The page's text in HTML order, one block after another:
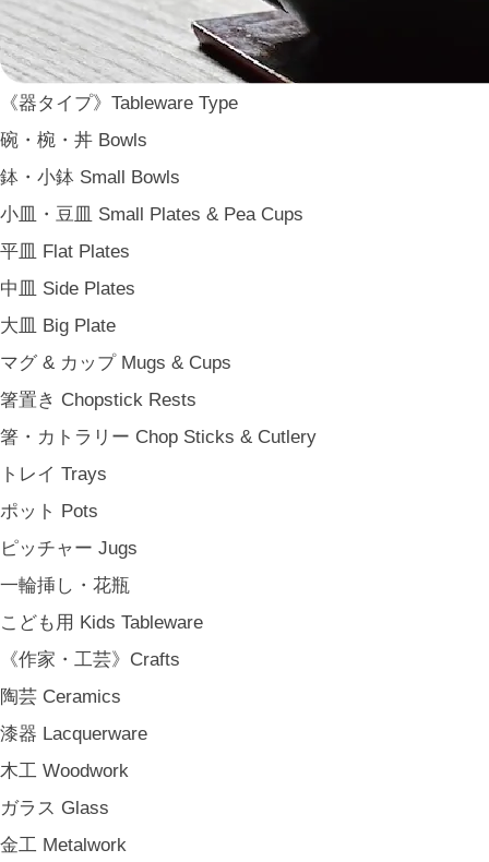
《器タイプ》Tableware Type
碗・椀・丼 Bowls
鉢・小鉢 Small Bowls
小皿・豆皿 Small Plates & Pea Cups
平皿 Flat Plates
中皿 Side Plates
大皿 Big Plate
マグ & カップ Mugs & Cups
箸置き Chopstick Rests
箸・カトラリー Chop Sticks & Cutlery
トレイ Trays
ポット Pots
ピッチャー Jugs
一輪挿し・花瓶
こども用 Kids Tableware
《作家・工芸》Crafts
陶芸 Ceramics
漆器 Lacquerware
木工 Woodwork
ガラス Glass
金工 Metalwork
ARAS
WDH
WASARA
一果ニ花 icca nicca
そのほか e.t.c
《食卓》Dining
パーティー Party
《台所》Kitchen
《雑貨》Living goods
インテリア Interior
アンティークのもの Vintage & Antiques